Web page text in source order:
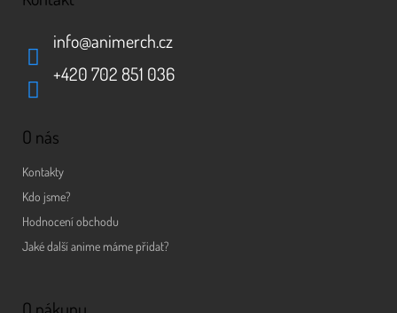
info@animerch.cz
+420 702 851 036
O nás
Kontakty
Kdo jsme?
Hodnocení obchodu
Jaké další anime máme přidat?
O nákupu